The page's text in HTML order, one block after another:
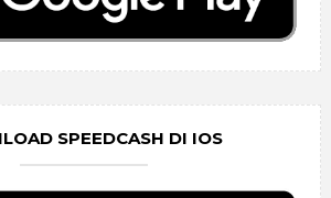
SPEEDCASH DI IOS